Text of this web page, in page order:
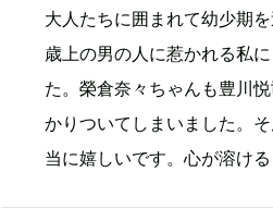
大人たちに囲まれて幼少期
歳上の男の人に惹かれる私
た。榮倉奈々ちゃんも豊川
かりついてしまいました。
当に嬉しいです。心が溶け